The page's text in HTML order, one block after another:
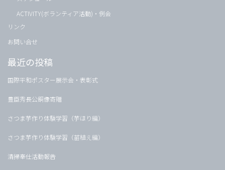
ACTIVITY(ボランティア活動)・例会
リンク
お問い合せ
最近の投稿
国際平和ポスター展示会・表彰式
豊臣秀長公銅像寄贈
さつま芋作り体験学習（芋ほり編）
さつま芋作り体験学習（苗植え編）
清掃奉仕活動報告